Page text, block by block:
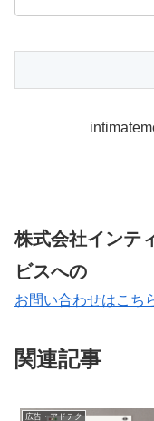
株式会社インテ
ビスへの
お問い合わせはこち
関連記事
広告・アドテク